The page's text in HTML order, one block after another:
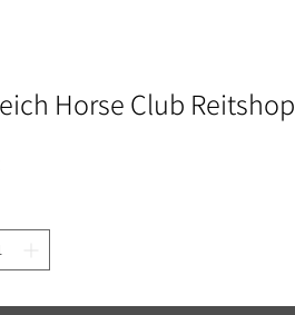
Horse Club Reitshop
Preis